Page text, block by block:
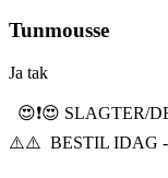
Tunmousse
Ja tak
😍❗️😍 SLAGTER/
⚠️⚠️ BESTIL IDAG